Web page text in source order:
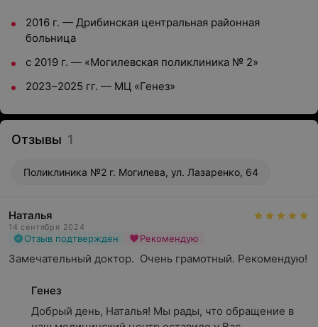
2016 г. — Дрибинская центральная районная
больница
с 2019 г. — «Могилевская поликлиника № 2»
2023–2025 гг. — МЦ «Генез»
Отзывы 1
Поликлиника №2 г. Могилева, ул. Лазаренко, 64
Наталья
14 сентября 2024
Отзыв подтвержден Рекомендую
Замечательный доктор.  Очень грамотный. Рекомендую!
Генез
Добрый день, Наталья! Мы рады, что обращение в